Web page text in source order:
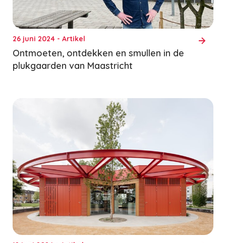
26 juni 2024 - Artikel
Ontmoeten, ontdekken en smullen in de
plukgaarden van Maastricht